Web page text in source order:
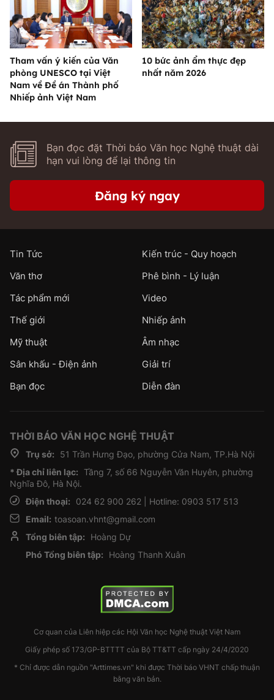
Tham vấn ý kiến của Văn
phòng UNESCO tại Việt
Nam về Đề án Thành phố
Nhiếp ảnh Việt Nam
10 bức ảnh ẩm thực đẹp
nhất năm 2026
Bạn đọc đặt Thời báo Văn học Nghệ thuật dài
hạn vui lòng để lại thông tin
Đăng ký ngay
Tin Tức
Kiến trúc - Quy hoạch
Văn thơ
Phê bình - Lý luận
Tác phẩm mới
Video
Thế giới
Nhiếp ảnh
Mỹ thuật
Âm nhạc
Sân khấu - Điện ảnh
Giải trí
Bạn đọc
Diễn đàn
THỜI BÁO VĂN HỌC NGHỆ THUẬT
Trụ sở:
51 Trần Hưng Đạo, phường Cửa Nam, TP.Hà Nội
* Địa chỉ liên lạc: Tầng 7, số 66 Nguyễn Văn Huyên, phường
Nghĩa Đô, Hà Nội.
Điện thoại:
024 62 900 262 | Hotline: 0903 517 513
Email: toasoan.vhnt@gmail.com
Tổng biên tập:
Hoàng Dự
Phó Tổng biên tập:
Hoàng Thanh Xuân
Cơ quan của Liên hiệp các Hội Văn học Nghệ thuật Việt Nam
Giấy phép số 173/GP-BTTTT của Bộ TT&TT cấp ngày 24/4/2020
* Chỉ được dẫn nguồn "Arttimes.vn" khi được Thời báo VHNT chấp thuận
bằng văn bản.